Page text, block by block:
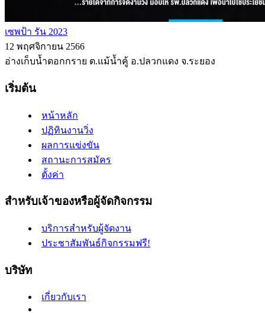
เซพป้า รัน 2023
12 พฤศจิกายน 2566
อ่างเก็บน้ำดอกกราย ต.แม้น้ำคู้ อ.ปลวกแดง จ.ระยอง
เริ่มต้น
หน้าหลัก
ปฏิทินงานวิ่ง
ผลการแข่งขัน
สถานะการสมัคร
ตั้งค่า
สำหรับเจ้าของหรือผู้จัดกิจกรรม
บริการสำหรับผู้จัดงาน
ประชาสัมพันธ์กิจกรรมฟรี!
บริษัท
เกี่ยวกับเรา